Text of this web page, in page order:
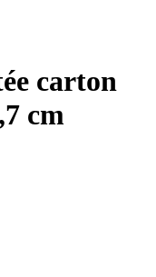
carton
cm